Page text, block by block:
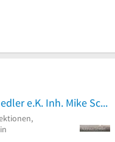
Autohaus Schedler e.K. Inh. Mike Schedler